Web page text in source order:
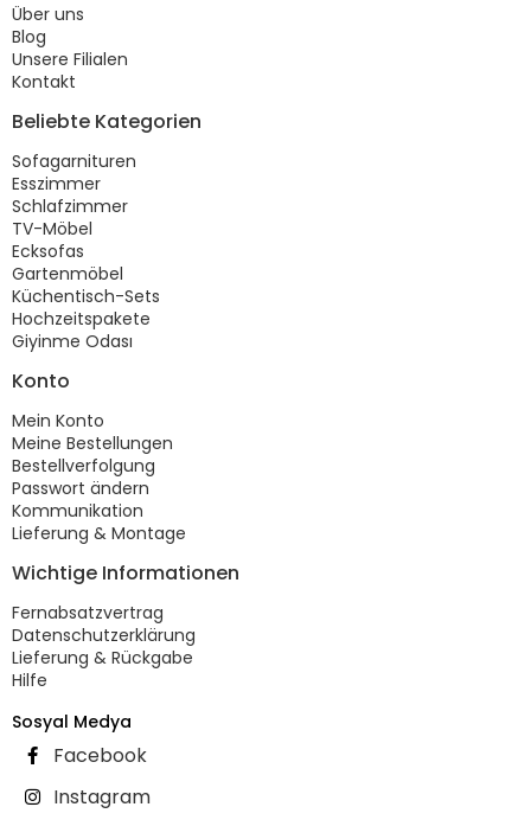
Über uns
Blog
Unsere Filialen
Kontakt
Beliebte Kategorien
Sofagarnituren
Esszimmer
Schlafzimmer
TV-Möbel
Ecksofas
Gartenmöbel
Küchentisch-Sets
Hochzeitspakete
Giyinme Odası
Konto
Mein Konto
Meine Bestellungen
Bestellverfolgung
Passwort ändern
Kommunikation
Lieferung & Montage
Wichtige Informationen
Fernabsatzvertrag
Datenschutzerklärung
Lieferung & Rückgabe
Hilfe
Sosyal Medya
Facebook
Instagram